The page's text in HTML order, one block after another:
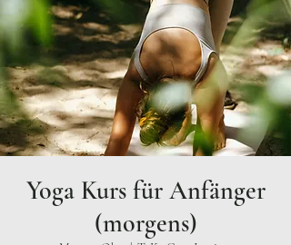
Yoga Kurs für Anfänger
(morgens)